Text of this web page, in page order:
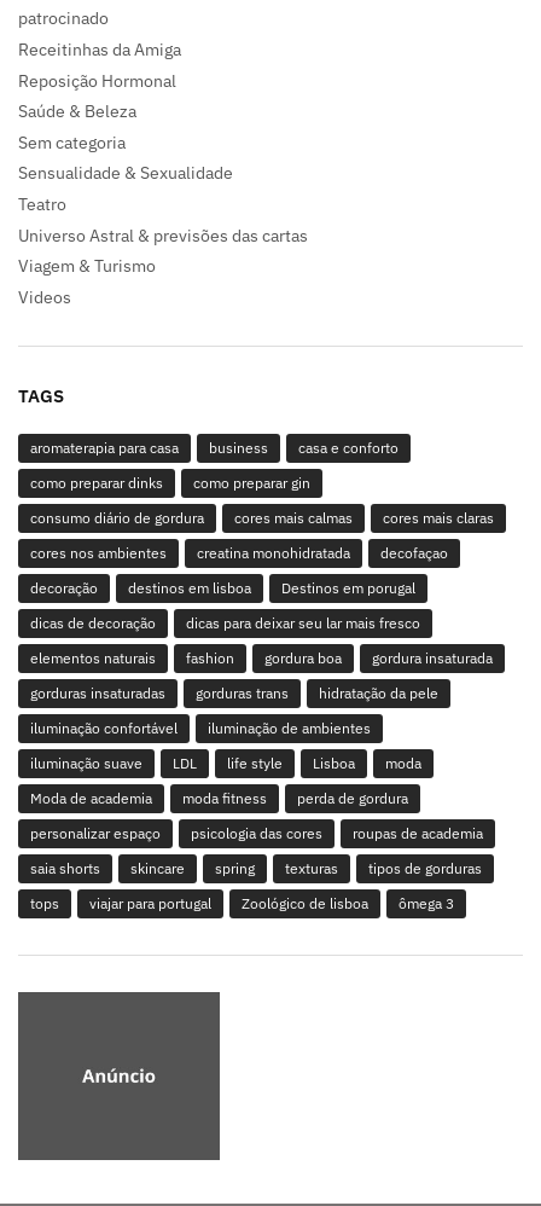
patrocinado
Receitinhas da Amiga
Reposição Hormonal
Saúde & Beleza
Sem categoria
Sensualidade & Sexualidade
Teatro
Universo Astral & previsões das cartas
Viagem & Turismo
Videos
TAGS
aromaterapia para casa business
casa e conforto
como preparar dinks
como preparar gin
consumo diário de gordura
cores mais calmas
cores mais claras
cores nos ambientes
creatina monohidratada
decofaçao
decoração
destinos em lisboa
Destinos em porugal
dicas de decoração
dicas para deixar seu lar mais fresco
elementos naturais
fashion gordura boa
gordura insaturada
gorduras insaturadas
gorduras trans
hidratação da pele
iluminação confortável
iluminação de ambientes
iluminação suave
LDL life style Lisboa
moda
Moda de academia
moda fitness
perda de gordura
personalizar espaço
psicologia das cores
roupas de academia
saia shorts
skincare spring texturas
tipos de gorduras
tops
viajar para portugal Zoológico de lisboa ômega 3